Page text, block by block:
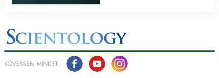
KÖVESSEN MINKET